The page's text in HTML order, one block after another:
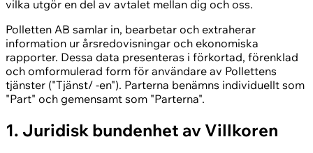
vilka utgör en del av avtalet mellan dig och oss.
Polletten AB samlar in, bearbetar och extraherar
information ur årsredovisningar och ekonomiska
rapporter. Dessa data presenteras i förkortad, förenklad
och omformulerad form för användare av Pollettens
tjänster ("Tjänst/ -en"). Parterna benämns individuellt som
"Part" och gemensamt som "Parterna".
1. Juridisk bundenhet av Villkoren